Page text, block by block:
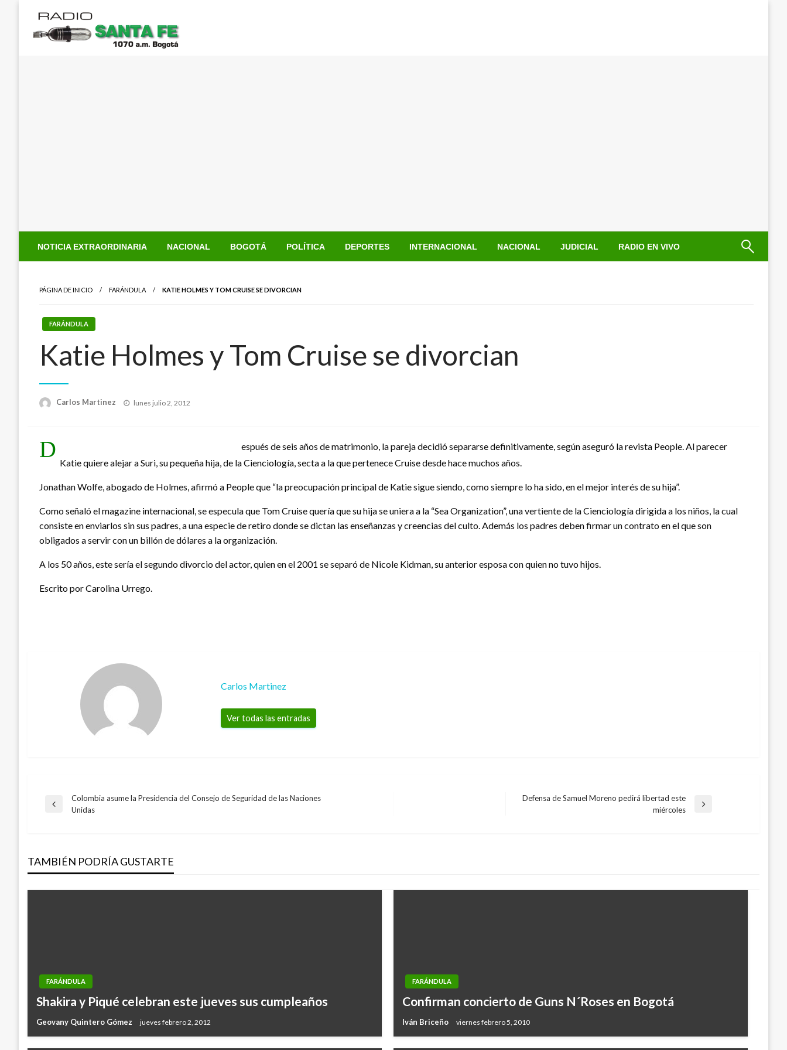
contenido
NOTICIA EXTRAORDINARIA NACIONAL BOGOTÁ POLÍTICA DEPORTES INTERNACIONAL NACIONAL JUDICIAL RADIO EN VIVO
PÁGINA DE INICIO FARÁNDULA KATIE HOLMES Y TOM CRUISE SE DIVORCIAN
FARÁNDULA
Katie Holmes y Tom Cruise se divorcian
Carlos Martinez
Publicado
lunes julio 2, 2012
D
espués de seis años de matrimonio, la pareja decidió separarse definitivamente, según aseguró la revista People. Al parecer
Katie quiere alejar a Suri, su pequeña hija, de la Cienciología, secta a la que pertenece Cruise desde hace muchos años.
Jonathan Wolfe, abogado de Holmes, afirmó a People que “la preocupación principal de Katie sigue siendo, como siempre lo ha sido, en el mejor interés de su hija”.
Como señaló el magazine internacional, se especula que Tom Cruise quería que su hija se uniera a la “Sea Organization”, una vertiente de la Cienciología dirigida a los niños, la cual
consiste en enviarlos sin sus padres, a una especie de retiro donde se dictan las enseñanzas y creencias del culto. Además los padres deben firmar un contrato en el que son
obligados a servir con un billón de dólares a la organización.
A los 50 años, este sería el segundo divorcio del actor, quien en el 2001 se separó de Nicole Kidman, su anterior esposa con quien no tuvo hijos.
Escrito por Carolina Urrego.
Carlos Martinez
Ver todas las entradas
Navegación
entradas
Entrada
Colombia asume la Presidencia del Consejo de Seguridad de las Naciones
Unidas
Defensa de Samuel Moreno pedirá libertad este
miércoles
TAMBIÉN PODRÍA GUSTARTE
FARÁNDULA
Shakira y Piqué celebran este jueves sus cumpleaños
Geovany Quintero Gómez jueves febrero 2, 2012
FARÁNDULA
Confirman concierto de Guns N´Roses en Bogotá
Iván Briceño viernes febrero 5, 2010